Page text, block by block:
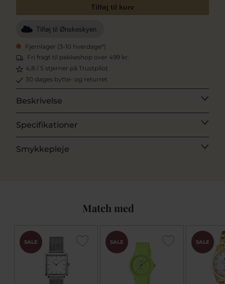
Tilføj til kurv
Tilføj til Ønskeskyen
Fjernlager (3-10 hverdage*)
Fri fragt til pakkeshop over 499 kr.
4,8 / 5 stjerner på Trustpilot
30 dages bytte- og returret
Beskrivelse
Specifikationer
Smykkepleje
Match med
PRIS
SALE SALE
PRIS
SALE